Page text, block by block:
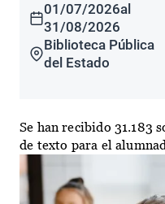
01/07/2026al
31/08/2026
Biblioteca Pública
del Estado
Se han recibido 31.183
de texto para el